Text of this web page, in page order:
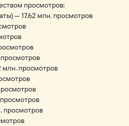
просмотров:
— 17,62 млн. просмотров
млн. просмотров
просмотров